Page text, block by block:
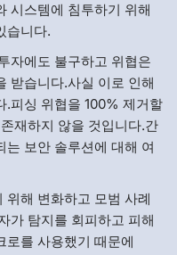
시스템에 침투하기 위해
습니다.
자에도 불구하고 위협은
받습니다.사실 이로 인해
.피싱 위협을 100% 제거할
재하지 않을 것입니다.간
는 보안 솔루션에 대해 여
위해 변화하고 모범 사례
가 탐지를 회피하고 피해
로를 사용했기 때문에